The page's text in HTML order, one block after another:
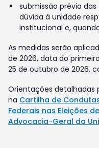
submissão prévia
dúvida à unidade
institucional e,
As medidas serão
de 2026, data do
25 de outubro de 2026,
Orientações detalhadas
na Cartilha de
Federais nas Eleições
Advocacia-Geral da